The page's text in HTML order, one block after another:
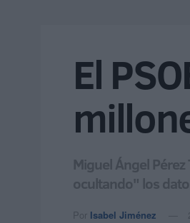
El
Miguel Ángel
ocultando" los
Por Isabel Jiménez